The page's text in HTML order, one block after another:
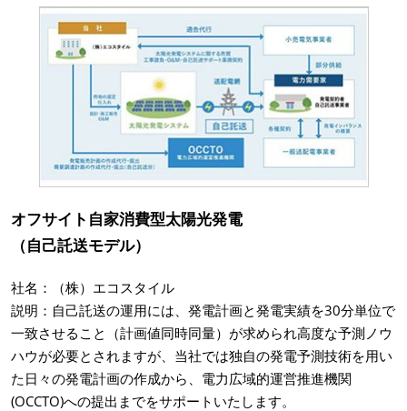
オフサイト自家消費型太陽光発電
（自己託送モデル）
社名：（株）エコスタイル
説明：自己託送の運用には、発電計画と発電実績を30分単位で
一致させること（計画値同時同量）が求められ高度な予測ノウ
ハウが必要とされますが、当社では独自の発電予測技術を用い
た日々の発電計画の作成から、電力広域的運営推進機関
(OCCTO)への提出までをサポートいたします。